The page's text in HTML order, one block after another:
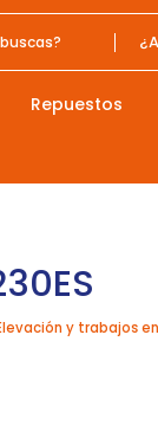
Repuestos
y trabajos